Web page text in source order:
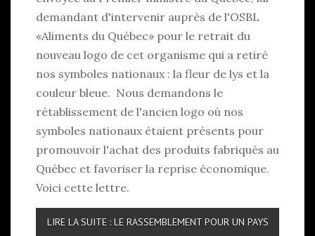
demandant d'intervenir auprès de l'OSBL
«Aliments du Québec» pour le retrait du
nouveau logo de cet organisme qui a retiré
nos symboles nationaux : la fleur de lys et la
couleur bleue. Nous demandons le
rétablissement de l'ancien logo où nos
symboles nationaux étaient présents pour
promouvoir l'achat des produits fabriqués au
Québec et favoriser la reprise économique.
Voici cette lettre.
LIRE LA SUITE : LE RASSEMBLEMENT POUR UN PAYS